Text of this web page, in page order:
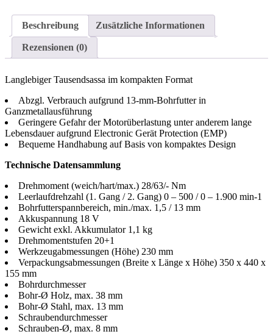
Beschreibung Zusätzliche Informationen
Rezensionen (0)
Langlebiger Tausendsassa im kompakten Format
Abzgl. Verbrauch aufgrund 13-mm-Bohrfutter in
Ganzmetallausführung
Geringere Gefahr der Motorüberlastung unter anderem lange
Lebensdauer aufgrund Electronic Gerät Protection (EMP)
Bequeme Handhabung auf Basis von kompaktes Design
Technische Datensammlung
Drehmoment (weich/hart/max.) 28/63/- Nm
Leerlaufdrehzahl (1. Gang / 2. Gang) 0 – 500 / 0 – 1.900 min-1
Bohrfutterspannbereich, min./max. 1,5 / 13 mm
Akkuspannung 18 V
Gewicht exkl. Akkumulator 1,1 kg
Drehmomentstufen 20+1
Werkzeugabmessungen (Höhe) 230 mm
Verpackungsabmessungen (Breite x Länge x Höhe) 350 x 440 x
155 mm
Bohrdurchmesser
Bohr-Ø Holz, max. 38 mm
Bohr-Ø Stahl, max. 13 mm
Schraubendurchmesser
Schrauben-Ø, max. 8 mm